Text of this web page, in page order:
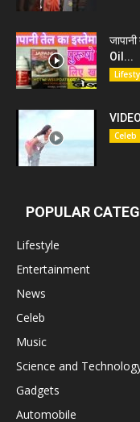
Oil...
Celeb
POPULAR
Lifestyle
Entertainment
News
Celeb
Music
Science and
Gadgets
Automobile